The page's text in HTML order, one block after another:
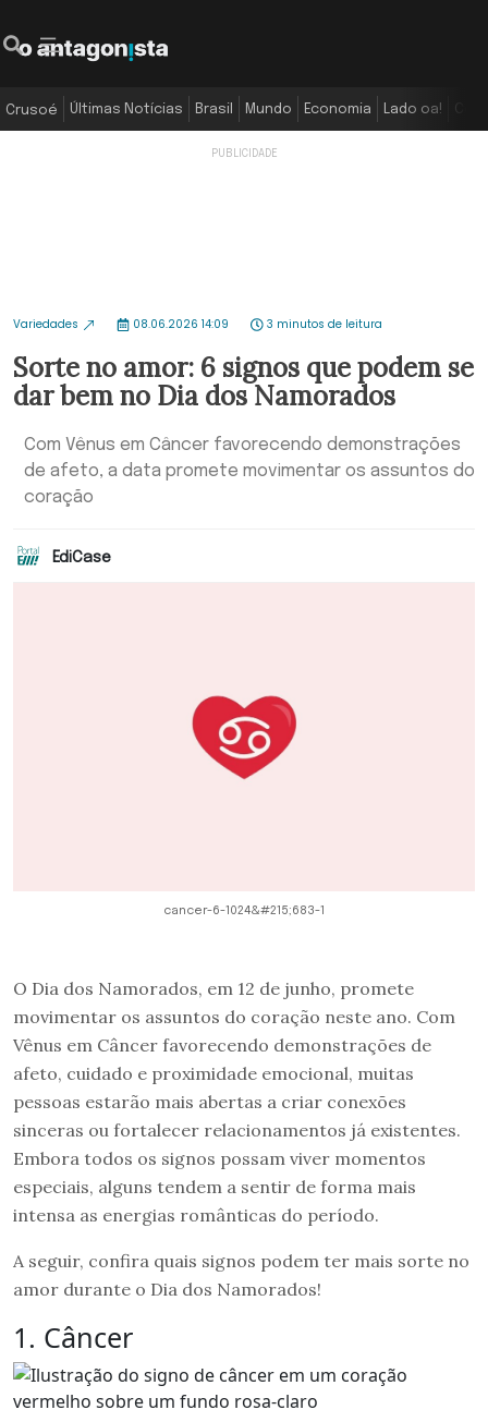
Crusoé Últimas Notícias Brasil Mundo Economia Lado oa!
Variedades 08.06.2026 14:09 3 minutos de leitura
Sorte no amor: 6 signos que podem se
dar bem no Dia dos Namorados
Com Vênus em Câncer favorecendo demonstrações
de afeto, a data promete movimentar os assuntos do
coração
EdiCase
cancer-6-1024&#215;683-1
O Dia dos Namorados, em 12 de junho, promete
movimentar os assuntos do coração neste ano. Com
Vênus em Câncer favorecendo demonstrações de
afeto, cuidado e proximidade emocional, muitas
pessoas estarão mais abertas a criar conexões
sinceras ou fortalecer relacionamentos já existentes.
Embora todos os signos possam viver momentos
especiais, alguns tendem a sentir de forma mais
intensa as energias românticas do período.
A seguir, confira quais signos podem ter mais sorte no
amor durante o Dia dos Namorados!
1. Câncer